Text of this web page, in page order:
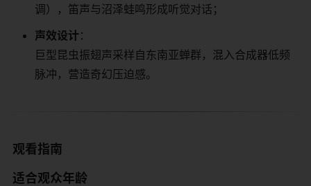
调），笛声与沼泽蛙鸣形成听觉对话；
​声效设计​ ​：
巨型昆虫振翅声采样自东南亚蝉群，混入合成器低频
脉冲，营造奇幻压迫感。
​观看指南​
​适合观众年龄​